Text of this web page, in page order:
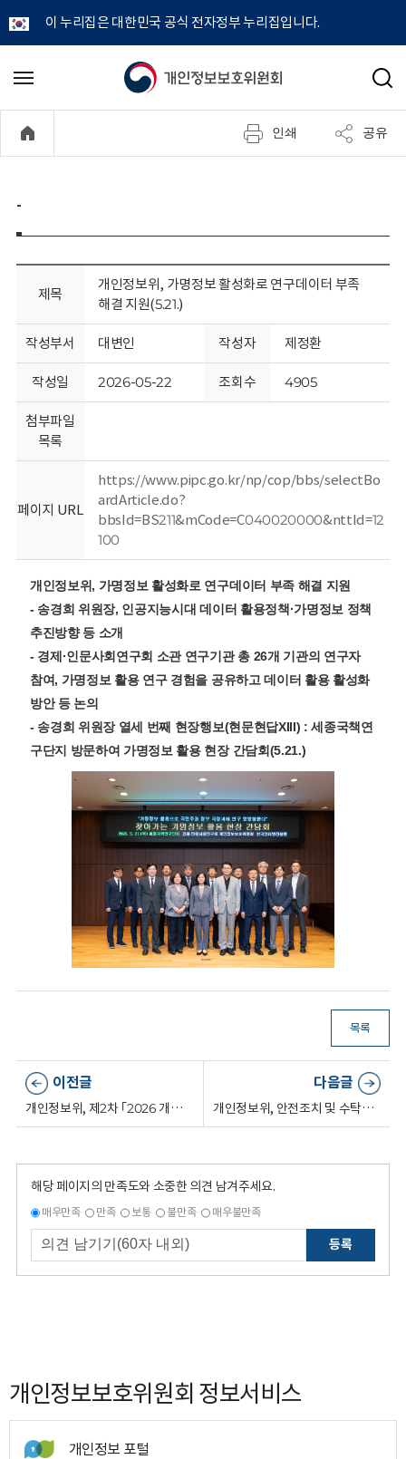
이 누리집은 대한민국 공식 전자정부 누리집입니다.
개
정
보
호
위
원
회
메
기
검
인쇄 공유
-
제목
개인정보위, 가명정보 활성화로 연구데이터 부족
해결 지원(5.21.)
작성부서 대변인 작성자 제정환
작성일 2026-05-22 조회수 4905
첨부파일
목록
페이지 URL
https://www.pipc.go.kr/np/cop/bbs/selectBo
ardArticle.do?
bbsId=BS211&mCode=C040020000&nttId=12
100
개인정보위, 가명정보 활성화로 연구데이터 부족 해결 지원
- 송경희 위원장, 인공지능시대 데이터 활용정책·가명정보 정책
추진방향 등 소개
- 경제·인문사회연구회 소관 연구기관 총 26개 기관의 연구자
참여, 가명정보 활용 연구 경험을 공유하고 데이터 활용 활성화
방안 등 논의
- 송경희 위원장 열세 번째 현장행보(현문현답XIII) : 세종국책연
구단지 방문하여 가명정보 활용 현장 간담회(5.21.)
목록
이전글
개인정보위, 제2차 ｢2026 개인정보 미래포럼｣ 개최(5.20.)
다음글
개인정보위, 안전조치 및 수탁자 감독 의무 위반한 5개 기관·업체 제재(5.28.)
해당 페이지의 만족도와 소중한 의견 남겨주세요.
매우만족 만족 보통 불만족 매우불만족
등록
개인정보보호위원회 정보서비스
개인정보 포털